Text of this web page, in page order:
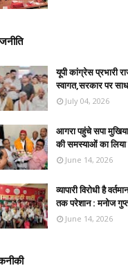
यूपी कांग्रेस प्रभारी
स्वागत,सरकार पर
July 04, 2026
आगरा पहुंचे सपा
की समस्याओं का लिया
June 14, 2026
व्यापारी विरोधी है
तक परेशान : मनोज
June 14, 2026